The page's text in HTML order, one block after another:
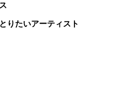
りたいアーティスト